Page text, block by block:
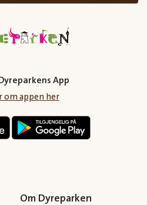
App
om appen her
Om Dyreparken